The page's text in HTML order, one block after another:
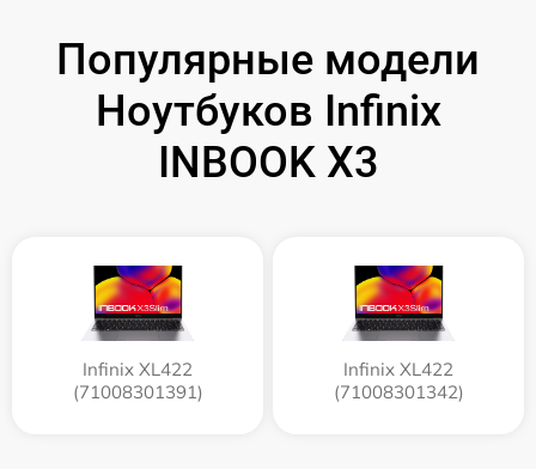
Популярные модели
Ноутбуков Infinix
INBOOK X3
Infinix XL422
(71008301391)
Infinix XL422
(71008301342)